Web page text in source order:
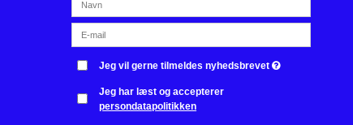
Jeg vil gerne tilmeldes nyhedsbrevet
Jeg har læst og accepterer
persondatapolitikken